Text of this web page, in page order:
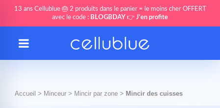
13 ans Cellublue 🎂 2 produits dans le panier = le moins cher OFFERT
avec le code : BLOGBDAY 👉 J'en profite
Accueil > Minceur > Mincir par zone > Mincir des cuisses